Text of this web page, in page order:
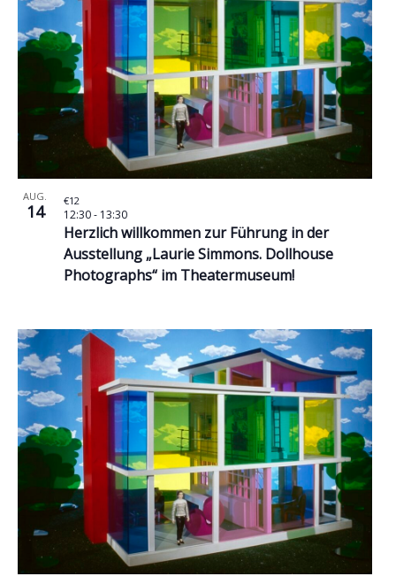
in
Photo
View
AUG.
14
Herzlich willkommen zur Führung in der
Ausstellung „Laurie Simmons. Dollhouse
Photographs“ im Theatermuseum!
12:30- 13:30
€12